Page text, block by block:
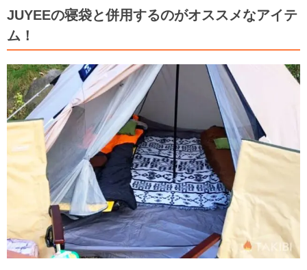
JUYEEの寝袋と併用するのがオススメなアイテ
ム！